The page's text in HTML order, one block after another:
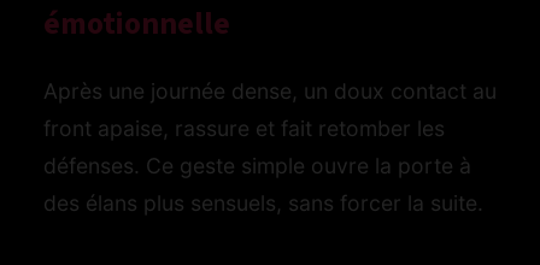
émotionnelle
Après une journée dense, un doux contact au
front apaise, rassure et fait retomber les
défenses. Ce geste simple ouvre la porte à
des élans plus sensuels, sans forcer la suite.